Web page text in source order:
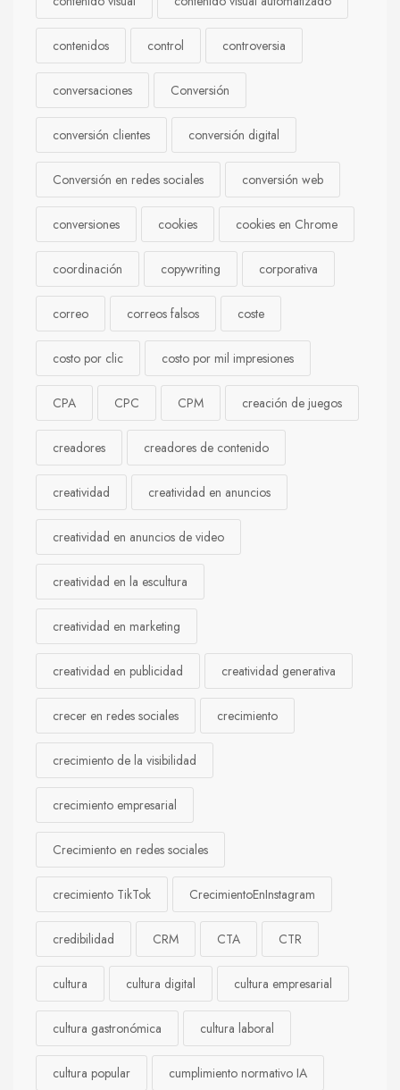
contenidos control controversia
conversaciones Conversión
conversión clientes conversión digital
Conversión en redes sociales conversión web
conversiones cookies cookies en Chrome
coordinación copywriting corporativa
correo correos falsos coste
costo por clic costo por mil impresiones
CPA CPC CPM creación de juegos
creadores creadores de contenido
creatividad creatividad en anuncios
creatividad en anuncios de video
creatividad en la escultura
creatividad en marketing
creatividad en publicidad creatividad generativa
crecer en redes sociales crecimiento
crecimiento de la visibilidad
crecimiento empresarial
Crecimiento en redes sociales
crecimiento TikTok CrecimientoEnInstagram
credibilidad CRM CTA CTR
cultura cultura digital cultura empresarial
cultura gastronómica cultura laboral
cultura popular cumplimiento normativo IA